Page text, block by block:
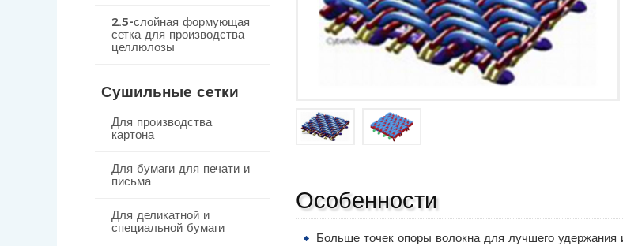
Особенности
Больше точек опоры волокна для лучшего удержания
2.5-слойная формующая
сетка для производства
целлюлозы
Сушильные сетки
Для производства
картона
Для бумаги для печати и
письма
Для деликатной и
специальной бумаги